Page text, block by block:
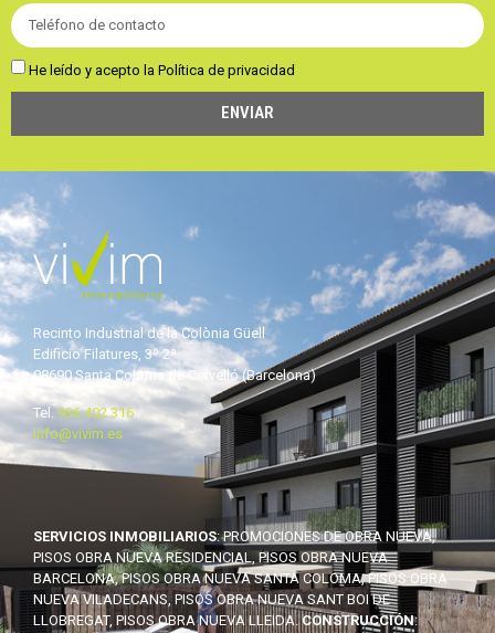
He leído y acepto la Política de privacidad
ENVIAR
Recinto Industrial de la Colònia Güell
Edificio Filatures, 3º 2ª
08690 Santa Coloma de Cervelló (Barcelona)
Tel.936 402 316
info@vivim.es
SERVICIOS INMOBILIARIOS: PROMOCIONES DE OBRA NUEVA,
PISOS OBRA NUEVA RESIDENCIAL, PISOS OBRA NUEVA
BARCELONA, PISOS OBRA NUEVA SANTA COLOMA, PISOS OBRA
NUEVA VILADECANS, PISOS OBRA NUEVA SANT BOI DE
LLOBREGAT, PISOS OBRA NUEVA LLEIDA.CONSTRUCCIÓN: